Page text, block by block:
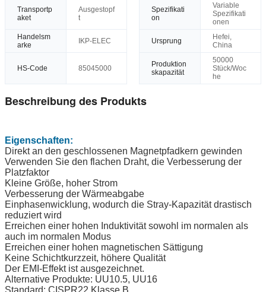
Transportp
aket
Ausgestopf
t
Spezifikati
on
Variable
Spezifikati
onen
Handelsm
arke
IKP-ELEC Ursprung
Hefei,
China
HS-Code 85045000
Produktion
skapazität
50000
Stück/Woc
he
Beschreibung des Produkts
Eigenschaften:
Direkt an den geschlossenen Magnetpfadkern gewinden
Verwenden Sie den flachen Draht, die Verbesserung der
Platzfaktor
Kleine Größe, hoher Strom
Verbesserung der Wärmeabgabe
Einphasenwicklung, wodurch die Stray-Kapazität drastisch
reduziert wird
Erreichen einer hohen Induktivität sowohl im normalen als
auch im normalen Modus
Erreichen einer hohen magnetischen Sättigung
Keine Schichtkurzzeit, höhere Qualität
Der EMI-Effekt ist ausgezeichnet.
Alternative Produkte: UU10.5, UU16
Standard: CISPR22 Klasse B